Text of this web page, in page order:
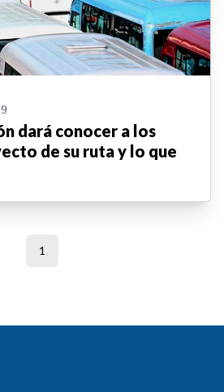
dará conocer a los
de su ruta y lo que
1